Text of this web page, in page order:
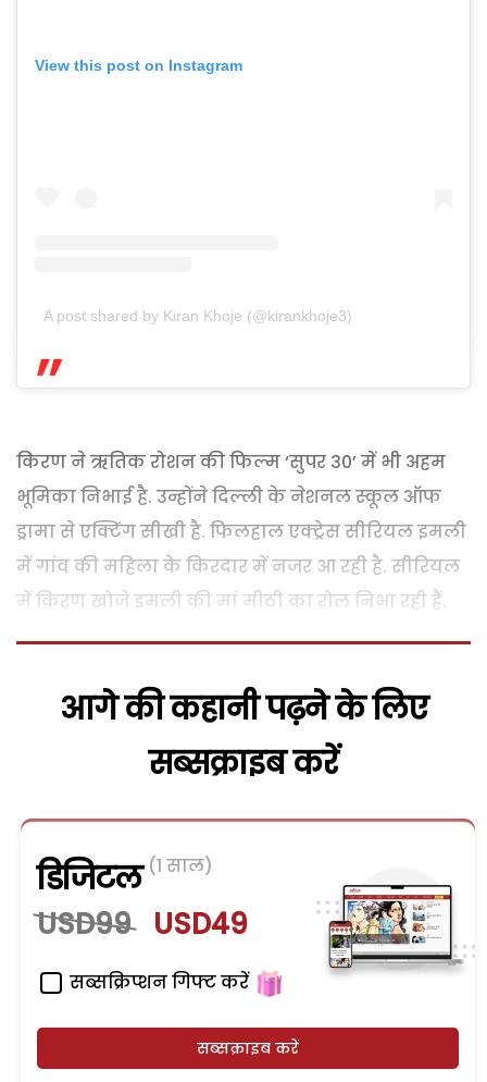
View this post on Instagram
A post shared by Kiran Khoje (@kirankhoje3)
किरण ने ऋतिक रोशन की फिल्म ‘सुपर 30’ में भी अहम
भूमिका निभाई है. उन्होंने दिल्ली के नेशनल स्कूल ऑफ
ड्रामा से एक्टिंग सीखी है. फिलहाल एक्ट्रेस सीरियल इमली
में गांव की महिला के किरदार में नजर आ रही है. सीरियल
में किरण खोजे इमली की मां मीठी का रोल निभा रही हैं.
आगे की कहानी पढ़ने के लिए
सब्सक्राइब करें
डिजिटल (1 साल)
USD99 USD49
सब्सक्रिप्शन गिफ्ट करें
सब्सक्राइब करें